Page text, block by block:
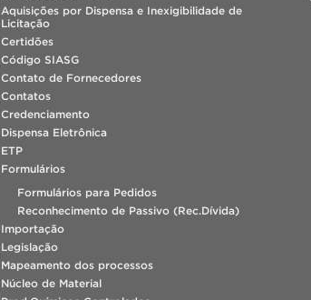
Aquisições por Dispensa e Inexigibilidade de
Licitação
Certidões
Código SIASG
Contato de Fornecedores
Contatos
Credenciamento
Dispensa Eletrônica
ETP
Formulários
Formulários para Pedidos
Reconhecimento de Passivo (Rec.Dívida)
Importação
Legislação
Mapeamento dos processos
Núcleo de Material